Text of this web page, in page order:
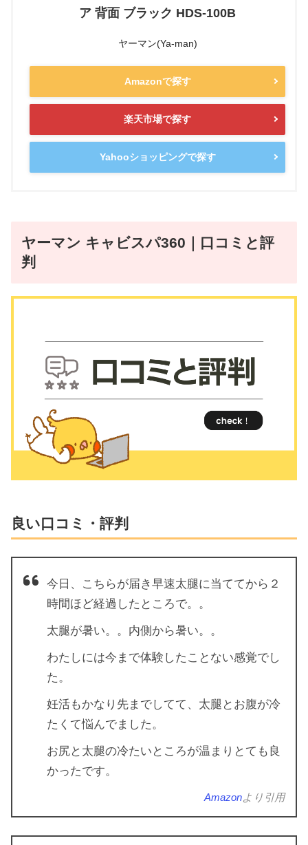
ア 背面 ブラック HDS-100B
ヤーマン(Ya-man)
Amazonで探す
楽天市場で探す
Yahooショッピングで探す
ヤーマン キャビスパ360 ｜口コミと評
判
良い口コミ・評判
今日、こちらが届き早速太腿に当ててから２
時間ほど経過したところで。。
太腿が暑い。。内側から暑い。。
わたしには今まで体験したことない感覚でし
た。
妊活もかなり先までしてて、太腿とお腹が冷
たくて悩んでました。
お尻と太腿の冷たいところが温まりとても良
かったです。
Amazonより引用